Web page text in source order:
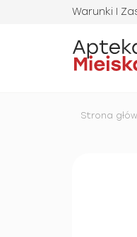
Warunki I
Strona